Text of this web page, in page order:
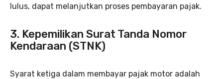
lulus, dapat melanjutkan proses pembayaran pajak.
3. Kepemilikan Surat Tanda Nomor
Kendaraan (STNK)
Syarat ketiga dalam membayar pajak motor adalah